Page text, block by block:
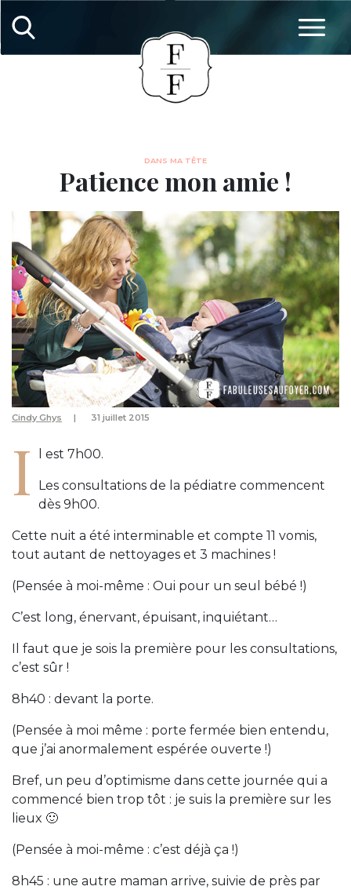
DANS MA TÊTE
Patience mon amie !
Cindy Ghys 31 juillet 2015
I l est 7h00.
Les consultations de la pédiatre commencent
dès 9h00.
Cette nuit a été interminable et compte 11 vomis,
tout autant de nettoyages et 3 machines !
(Pensée à moi-même : Oui pour un seul bébé !)
C’est long, énervant, épuisant, inquiétant…
Il faut que je sois la première pour les consultations,
c’est sûr !
8h40 : devant la porte.
(Pensée à moi même : porte fermée bien entendu,
que j’ai anormalement espérée ouverte !)
Bref, un peu d’optimisme dans cette journée qui a
commencé bien trop tôt : je suis la première sur les
lieux 🙂
(Pensée à moi-même : c’est déjà ça !)
8h45 : une autre maman arrive, suivie de près par